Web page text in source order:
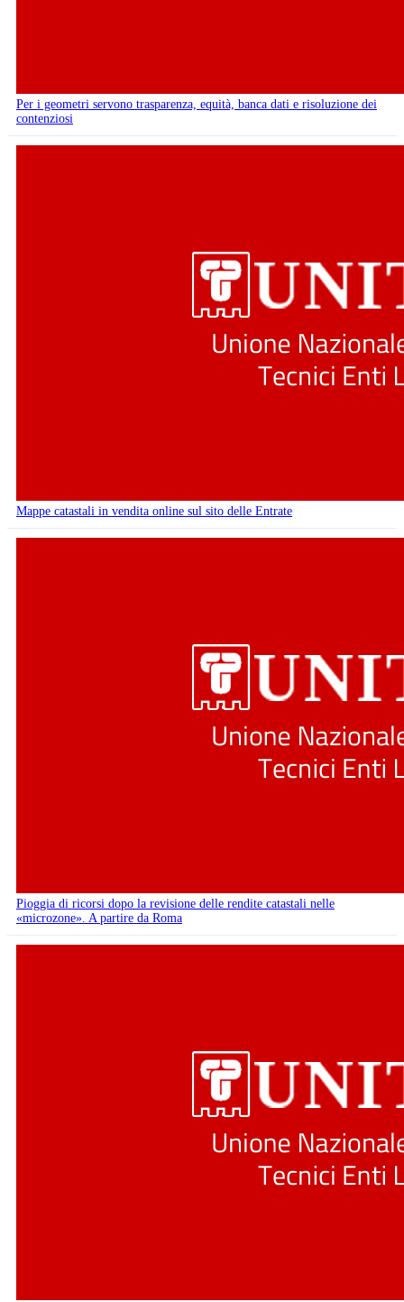
Per i geometri servono trasparenza, equità, banca dati e risoluzione dei
contenziosi
Mappe catastali in vendita online sul sito delle Entrate
Pioggia di ricorsi dopo la revisione delle rendite catastali nelle
«microzone». A partire da Roma